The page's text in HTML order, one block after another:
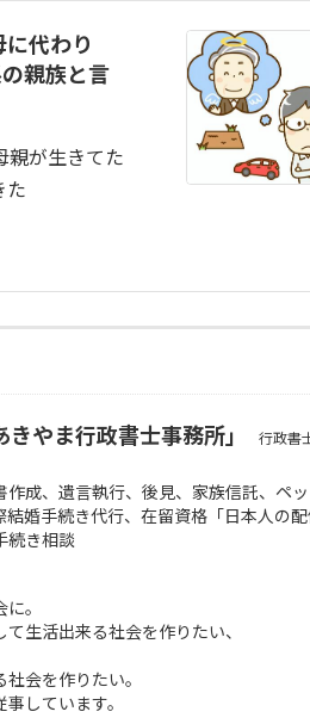
代わり
親族と言
親が生きてた
た
やま行政書士事務所」 行政書
成、遺言執行、後見、家族信託、ペ
結婚手続き代行、在留資格「日本人の
続き相談
。
生活出来る社会を作りたい、
会を作りたい。
しています。